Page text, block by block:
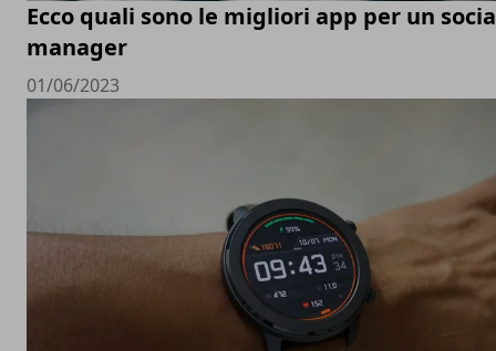
Ecco quali sono le migliori app per un
manager
01/06/2023